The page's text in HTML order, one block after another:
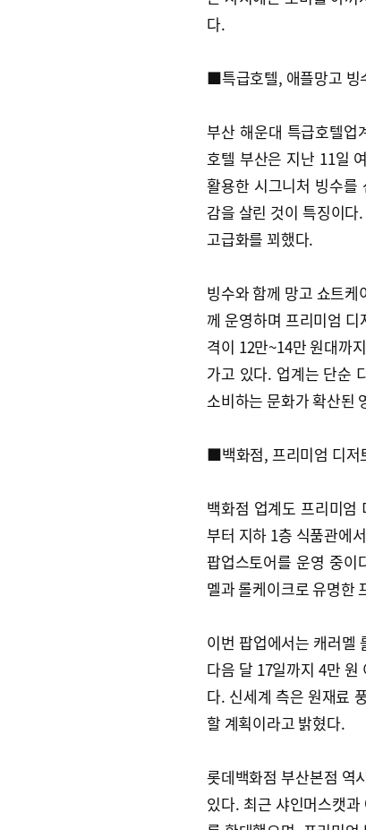
다.
■특급호텔, 애플망고 빙
부산 해운대 특급호텔업
호텔 부산은 지난 11일
활용한 시그니처 빙수를
감을 살린 것이 특징이
고급화를 꾀했다.
빙수와 함께 망고 쇼트케
께 운영하며 프리미엄
격이 12만~14만 원대까
가고 있다. 업계는 단순
소비하는 문화가 확산된
■백화점, 프리미엄 디저
백화점 업계도 프리미엄
부터 지하 1층 식품관에
팝업스토어를 운영 중이
멜과 롤케이크로 유명한
이번 팝업에서는 캐러멜
다음 달 17일까지 4만
다. 신세계 측은 원재료
할 계획이라고 밝혔다.
롯데백화점 부산본점 역
있다. 최근 샤인머스캣